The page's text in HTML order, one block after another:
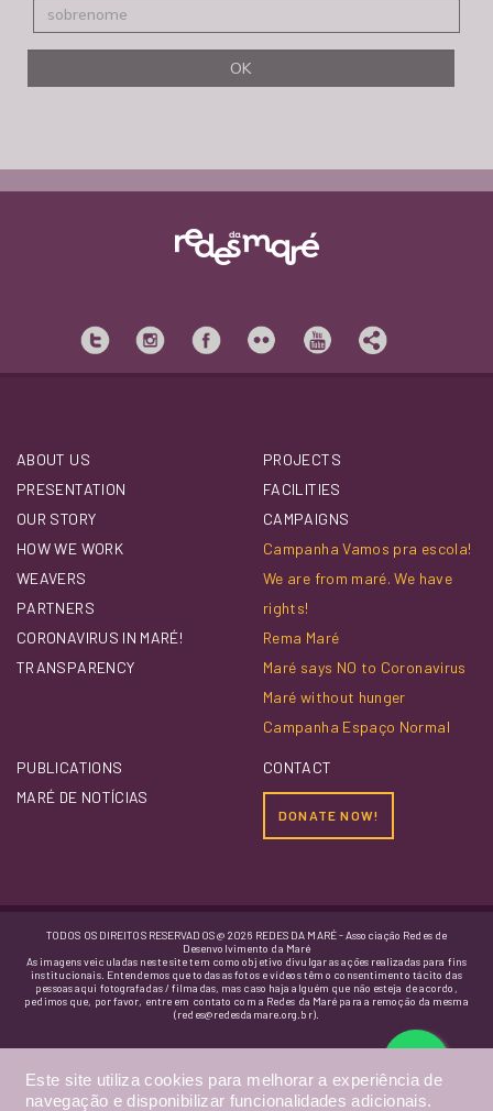
ABOUT US
PRESENTATION
OUR STORY
HOW WE WORK
WEAVERS
PARTNERS
CORONAVIRUS IN MARÉ!
TRANSPARENCY
PROJECTS
FACILITIES
CAMPAIGNS
Campanha Vamos pra escola!
We are from maré. We have
rights!
Rema Maré
Maré says NO to Coronavirus
Maré without hunger
Campanha Espaço Normal
PUBLICATIONS
MARÉ DE NOTÍCIAS
CONTACT
DONATE NOW!
TODOS OS DIREITOS RESERVADOS @ 2026 REDES DA MARÉ - Associação Redes de
Desenvolvimento da Maré
As imagens veiculadas neste site tem como objetivo divulgar as ações realizadas para fins
institucionais. Entendemos que todas as fotos e vídeos têm o consentimento tácito das
pessoas aqui fotografadas / filmadas, mas caso haja alguém que não esteja de acordo,
pedimos que, por favor, entre em contato com a Redes da Maré para a remoção da mesma
(redes@redesdamare.org.br).
Este site utiliza cookies para melhorar a experiência de
navegação e disponibilizar funcionalidades adicionais.